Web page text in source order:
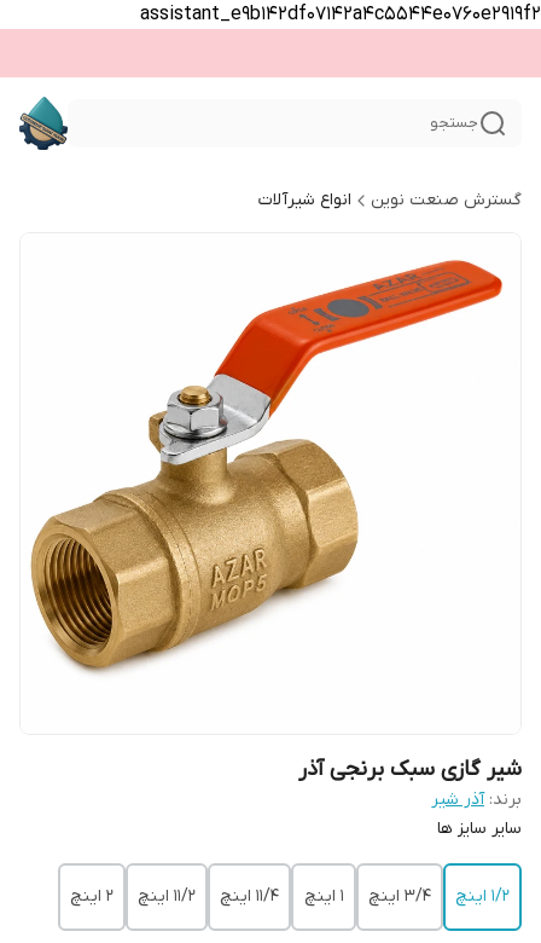
assistant_e9b142df07142a4c5544e0760e2919f2
جستجو
گسترش صنعت نوین انواع شیرآلات
شیر گازی سبک برنجی آذر
برند: آذر شیر
سایر سایز ها
۱/۲ اینچ ۳/۴ اینچ ۱ اینچ ۱۱/۴ اینچ ۱۱/۲ اینچ ۲ اینچ